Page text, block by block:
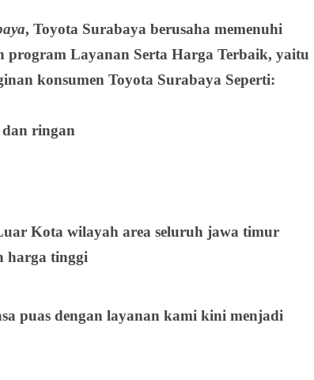
, Toyota Surabaya berusaha memenuhi
program Layanan Serta Harga Terbaik, yaitu
konsumen Toyota Surabaya Seperti:
ringan
Kota wilayah area seluruh jawa timur
harga tinggi
puas dengan layanan kami kini menjadi